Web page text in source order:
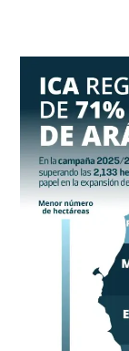
hectáreas
arándanos
en
Ica
crecen
71%